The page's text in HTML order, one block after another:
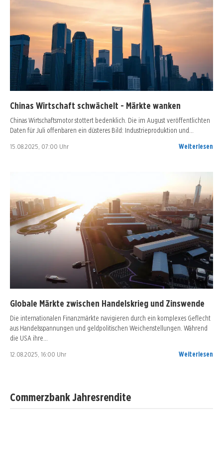
Chinas Wirtschaft schwächelt - Märkte wanken
Chinas Wirtschaftsmotor stottert bedenklich. Die im August veröffentlichten
Daten für Juli offenbaren ein düsteres Bild: Industrieproduktion und…
15.08.2025, 07:00 Uhr Weiterlesen
Globale Märkte zwischen Handelskrieg und Zinswende
Die internationalen Finanzmärkte navigieren durch ein komplexes Geflecht
aus Handelsspannungen und geldpolitischen Weichenstellungen. Während
die USA ihre…
12.08.2025, 16:00 Uhr Weiterlesen
Commerzbank Jahresrendite